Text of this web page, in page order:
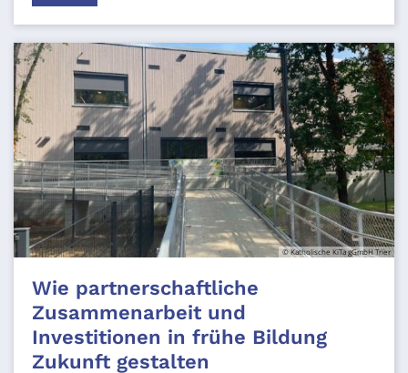
© Katholische KiTa gGmbH Trier
Wie partnerschaftliche
Zusammenarbeit und
Investitionen in frühe Bildung
Zukunft gestalten